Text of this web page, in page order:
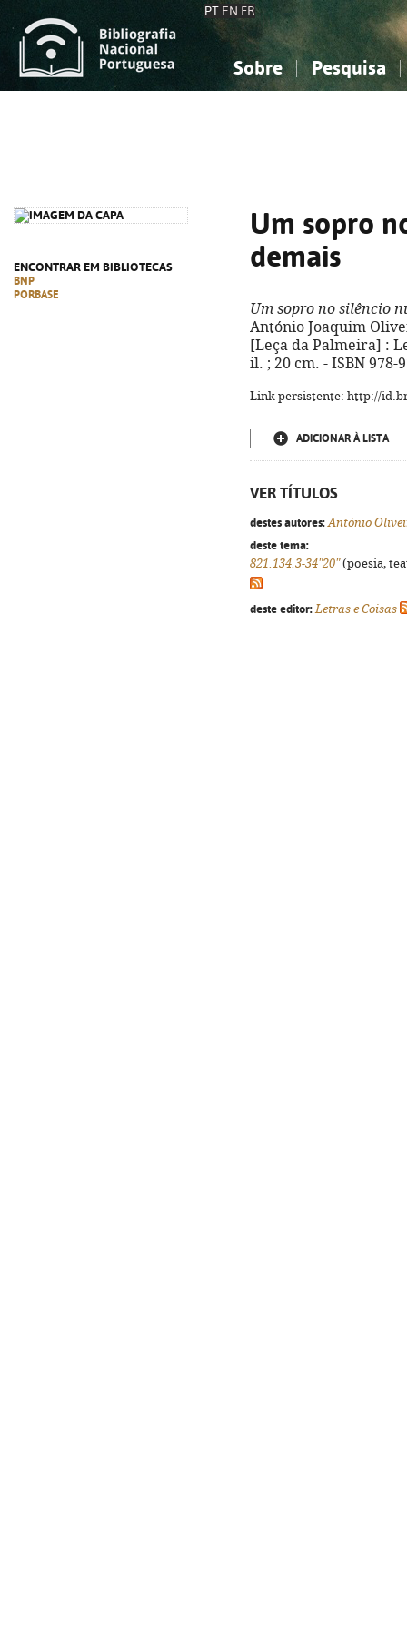
PT EN FR
Sobre Pesquisa
ENCONTRAR EM BIBLIOTECAS
BNP
PORBASE
Um sopro
demais
Um sopro no silêncio
António Joaquim
[Leça da Palmeira] :
il. ; 20 cm. - ISBN 978-
Link persistente: http://
ADICIONAR À LISTA
VER TÍTULOS
destes autores: António
deste tema:
821.134.3-34"20"(poesia,
deste editor: Letras e Coisas